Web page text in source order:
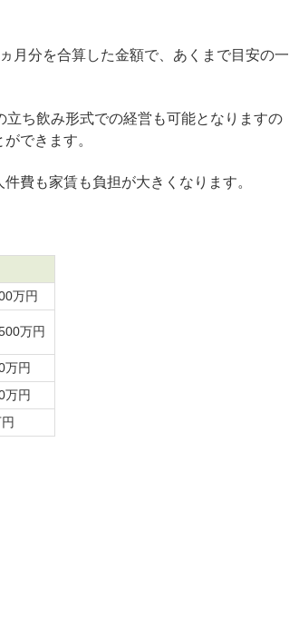
レーション
月分を合算した金額で、あくまで目安の一
ち飲み形式での経営も可能となりますの
できます。
費も家賃も負担が大きくなります。
万円
万円
万円
万円